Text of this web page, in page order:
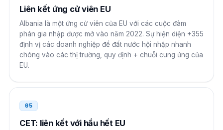
Các tiểu vương quốc Ả Rập thống nhất
00 355 N NNN NNNN
Nga 8 10
8 10 355 N NNN NNNN
Brazil 00 21
00 21 355 N NNN NNNN
Liên kết ứng cử viên EU
Albania là một ứng cử viên của EU với các cuộc đàm
phán gia nhập được mở vào năm 2022. Sự hiện diện +355
định vị các doanh nghiệp để đất nước hội nhập nhanh
chóng vào các thị trường, quy định + chuỗi cung ứng của
EU.
05
CET: liên kết với hầu hết EU